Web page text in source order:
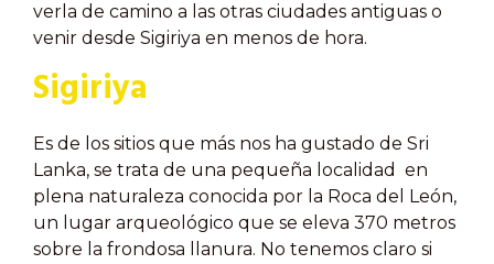
verla de camino a las otras ciudades antiguas o
venir desde Sigiriya en menos de hora.
Sigiriya
Es de los sitios que más nos ha gustado de Sri
Lanka, se trata de una pequeña localidad en
plena naturaleza conocida por la Roca del León,
un lugar arqueológico que se eleva 370 metros
sobre la frondosa llanura. No tenemos claro si